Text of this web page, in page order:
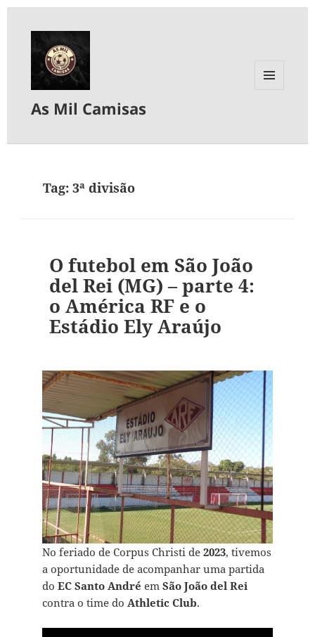
As Mil Camisas
Tag:3ª divisão
O futebol em São João
del Rei (MG) – parte 4:
o América RF e o
Estádio Ely Araújo
No feriado de Corpus Christi de 2023, tivemos
a oportunidade de acompanhar uma partida
do EC Santo André em São João del Rei
contra o time do Athletic Club.